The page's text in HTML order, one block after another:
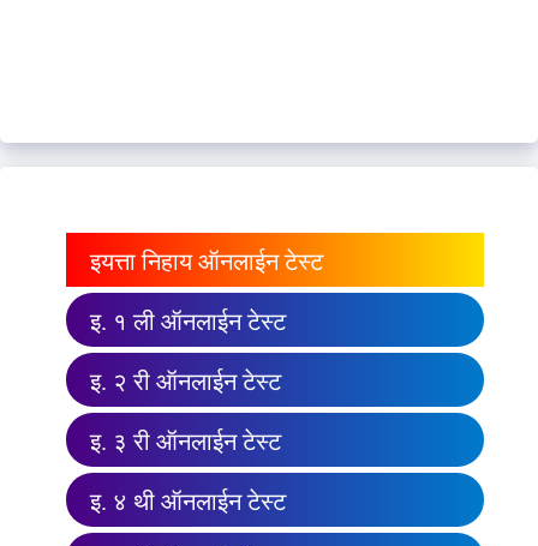
इयत्ता निहाय ऑनलाईन टेस्ट
इ. १ ली ऑनलाईन टेस्ट
इ. २ री ऑनलाईन टेस्ट
इ. ३ री ऑनलाईन टेस्ट
इ. ४ थी ऑनलाईन टेस्ट